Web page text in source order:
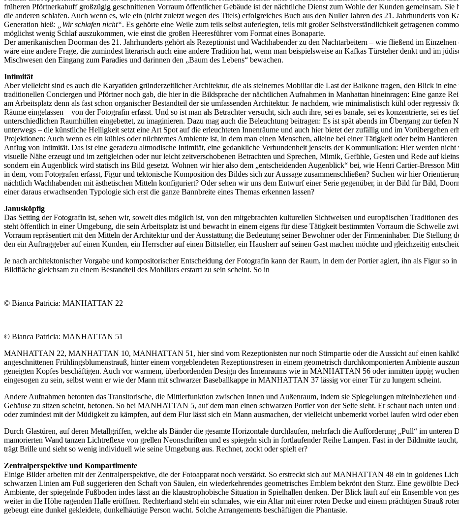
früheren Pförtnerkabuff großzügig geschnittenen Vorraum öffentlicher Gebäude ist der nächtliche Dienst zum Wohle der Kunden gemeinsam.
die anderen schlafen. Auch wenn es, wie ein (nicht zuletzt wegen des Titels) erfolgreiches Buch aus den Nuller Jahren des 21. Jahrhunderts von
Generation hieß: „Wir schlafen nicht“. Es gehörte eine Weile zum teils selbst auferlegten, teils mit großer Selbstverständlichkeit getragenen
möglichst wenig Schlaf auszukommen, wie einst die großen Heeresführer vom Format eines Bonaparte.
Der amerikanischen Doorman des 21. Jahrhunderts gehört als Rezeptionist und Wachhabender zu den Nachtarbeitern – wie fließend im
wäre eine andere Frage, die zumindest literarisch auch eine andere Tradition hat, wenn man beispielsweise an Kafkas Türsteher denkt und im
Mischwesen den Eingang zum Paradies und darinnen den „Baum des Lebens“ bewachen.
Intimität
Aber vielleicht sind es auch die Karyatiden gründerzeitlicher Architektur, die als steinernes Mobiliar die Last der Balkone tragen, den Blick in
traditionellen Conciergen und Pförtner noch gab, die hier in die Bildsprache der nächtlichen Aufnahmen in Manhattan hineinragen: Eine ganze
am Arbeitsplatz denn als fast schon organischer Bestandteil der sie umfassenden Architektur. Je nachdem, wie minimalistisch kühl oder regressiv
Räume eingelassen – von der Fotografin erfasst. Und so ist man als Betrachter versucht, sich auch ihre, sei es banale, sei es konzentrierte, sei es
unterschiedlichen Raumhüllen eingebettet, zu imaginieren. Dazu mag auch die Beleuchtung beitragen: Es ist spät abends im Übergang zur
unterwegs – die künstliche Helligkeit setzt eine Art Spot auf die erleuchteten Innenräume und auch hier bietet der zufällig und im Vorübergehen
Projektionen: Auch wenn es ein kühles oder nüchternes Ambiente ist, in dem man einen Menschen, alleine bei einer Tätigkeit oder beim
Anflug von Intimität. Das ist eine geradezu altmodische Intimität, eine gedankliche Verbundenheit jenseits der Kommunikation: Hier werden
visuelle Nähe erzeugt und im zeitgleichen oder nur leicht zeitverschobenen Betrachten und Sprechen, Mimik, Gefühle, Gesten und Rede auf
sondern ein Augenblick wird statisch ins Bild gesetzt. Wohnen wir hier also dem „entscheidenden Augenblick“ bei, wie Henri Cartier-Bresson
in dem, vom Fotografen erfasst, Figur und tektonische Komposition des Bildes sich zur Aussage zusammenschließen? Suchen wir hier
nächtlich Wachhabenden mit ästhetischen Mitteln konfiguriert? Oder sehen wir uns dem Entwurf einer Serie gegenüber, in der Bild für Bild,
einer daraus erwachsenden Typologie sich erst die ganze Bannbreite eines Themas erkennen lassen?
Janusköpfig
Das Setting der Fotografin ist, sehen wir, soweit dies möglich ist, von den mitgebrachten kulturellen Sichtweisen und europäischen Traditionen
steht öffentlich in einer Umgebung, die sein Arbeitsplatz ist und bewacht in einem eigens für diese Tätigkeit bestimmten Vorraum die Schwelle
Vorraum repräsentiert mit den Mitteln der Architektur und der Ausstattung die Bedeutung seiner Bewohner oder der Firmeninhaber. Die Stellung
den ein Auftraggeber auf einen Kunden, ein Herrscher auf einen Bittsteller, ein Hausherr auf seinen Gast machen möchte und gleichzeitig
Je nach architektonischer Vorgabe und kompositorischer Entscheidung der Fotografin kann der Raum, in dem der Portier agiert, ihn als Figur so in
Bildfläche gleichsam zu einem Bestandteil des Mobiliars erstarrt zu sein scheint. So in
© Bianca Patricia: MANHATTAN 22
© Bianca Patricia: MANHATTAN 51
MANHATTAN 22, MANHATTAN 10, MANHATTAN 51, hier sind vom Rezeptionisten nur noch Stirnpartie oder die Aussicht auf einen
angeschnittenen Frühlingsblumenstrauß, hinter einem vorgeblendeten Rezeptionstresen in einem geometrisch durchkomponierten Ambiente
geneigten Kopfes beschäftigen. Auch vor warmem, überbordenden Design des Innenraums wie in MANHATTAN 56 oder inmitten üppig
eingesogen zu sein, selbst wenn er wie der Mann mit schwarzer Baseballkappe in MANHATTAN 37 lässig vor einer Tür zu lungern scheint.
Andere Aufnahmen betonten das Transitorische, die Mittlerfunktion zwischen Innen und Außenraum, indem sie Spiegelungen miteinbeziehen
Gehäuse zu sitzen scheint, betonen. So bei MANHATTAN 5, auf dem man einen schwarzen Portier von der Seite sieht. Er schaut nach unten
oder zumindest mit der Müdigkeit zu kämpfen, auf dem Flur lässt sich ein Mann ausmachen, der vielleicht unbemerkt vorbei laufen wird oder
Durch Glastüren, auf deren Metallgriffen, welche als Bänder die gesamte Horizontale durchlaufen, mehrfach die Aufforderung „Pull“ im
mamorierten Wand tanzen Lichtreflexe von grellen Neonschriften und es spiegeln sich in fortlaufender Reihe Lampen. Fast in der Bildmitte
trägt Brille und sieht so wenig individuell wie seine Umgebung aus. Rechnet, zockt oder spielt er?
Zentralperspektive und Kompartimente
Einige Bilder arbeiten mit der Zentralperspektive, die der Fotoapparat noch verstärkt. So erstreckt sich auf MANHATTAN 48 ein in goldenes
schwarzen Linien am Fuß suggerieren den Schaft von Säulen, ein wiederkehrendes geometrisches Emblem bekrönt den Sturz. Eine gewölbte
Ambiente, der spiegelnde Fußboden indes lässt an die klaustrophobische Situation in Spielhallen denken. Der Blick läuft auf ein Ensemble von
weiter in die Höhe ragenden Halle eröffnen. Rechterhand steht ein schmales, wie ein Altar mit einer roten Decke und einem prächtigen Strauß
gebeugt eine dunkel gekleidete, dunkelhäutige Person wacht. Solche Arrangements beschäftigen die Phantasie.